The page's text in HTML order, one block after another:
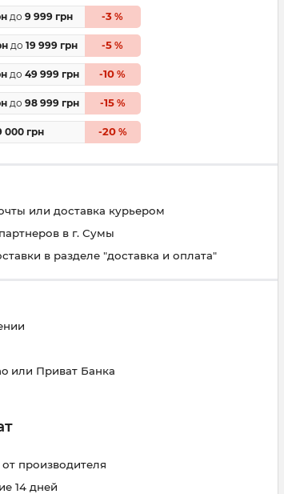
до 9 999 грн -3 %
до 19 999 грн -5 %
до 49 999 грн -10 %
до 98 999 грн -15%
000 грн -20%
или доставка курьером
в г. Сумы
в разделе "доставка и оплата"
или Приват Банка
производителя
14 дней